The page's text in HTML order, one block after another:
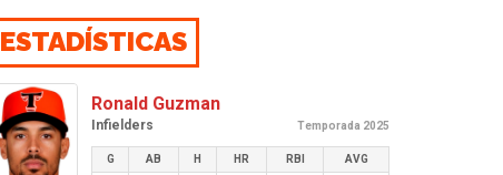
ESTADÍSTICAS
Ronald Guzman
Infielders Temporada 2025
G AB H HR RBI AVG